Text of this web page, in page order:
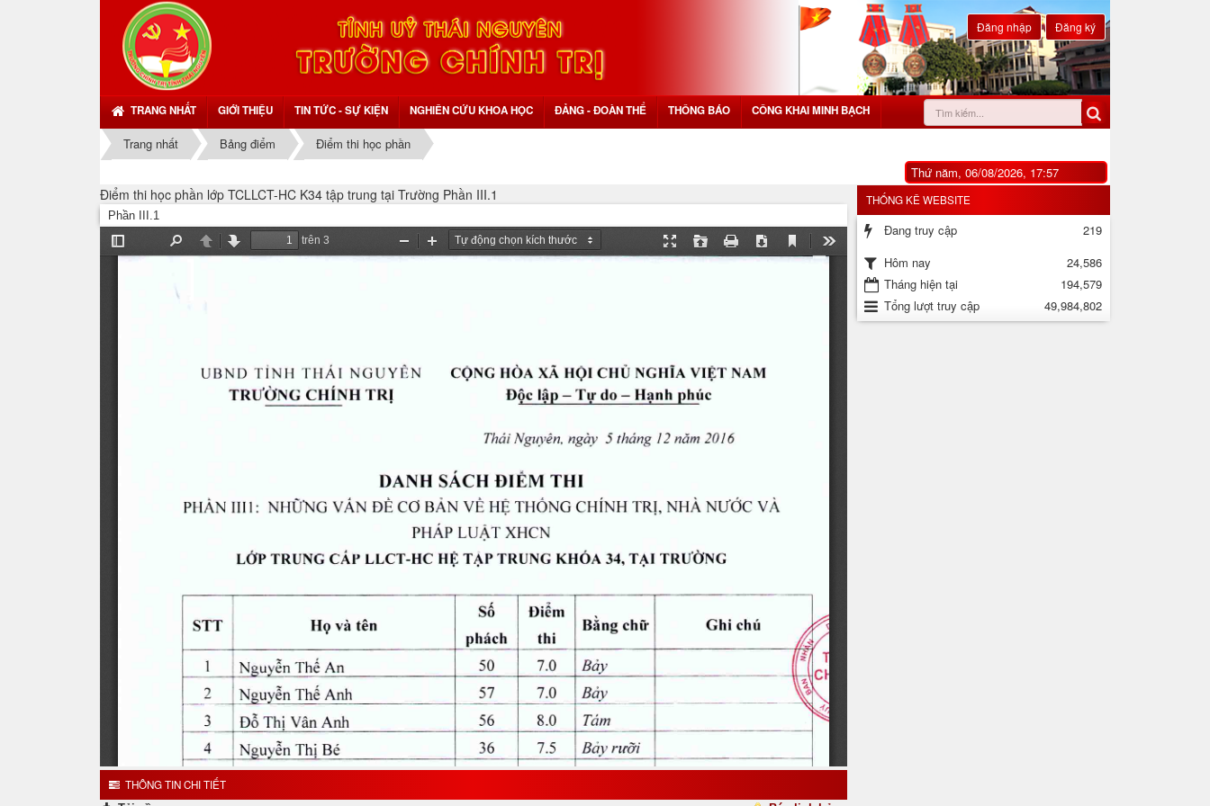
Đăng nhập Đăng ký
TRANG NHẤT GIỚI THIỆU TIN TỨC - SỰ KIỆN NGHIÊN CỨU KHOA HỌC ĐẢNG - ĐOÀN THỂ THÔNG BÁO CÔNG KHAI MINH BẠCH
Trang nhất Bảng điểm
Điểm thi học phần
Thứ năm, 06/08/2026, 17:57
Điểm thi học phần lớp TCLLCT-HC K34 tập trung tại Trường Phần III.1
Phần III.1
THÔNG TIN CHI TIẾT
THỐNG KÊ WEBSITE
Đang truy cập
219
Hôm nay
24,586
Tháng hiện tại
194,579
Tổng lượt truy cập
49,984,802